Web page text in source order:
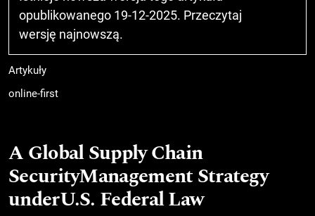
opublikowanego 19-12-2025. Przeczytaj
wersję najnowszą.
Artykuły
online-first
A Global Supply Chain
SecurityManagement Strategy
underU.S. Federal Law